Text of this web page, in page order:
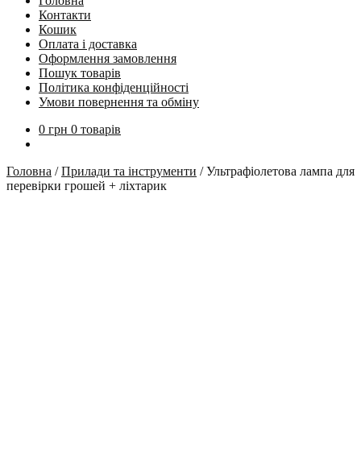
Контакти
Кошик
Оплата і доставка
Оформлення замовлення
Пошук товарів
Політика конфіденційності
Умови повернення та обміну
0 грн 0 товарів
Головна /Прилади та інструменти /Ультрафіолетова лампа для
перевірки грошей + ліхтарик